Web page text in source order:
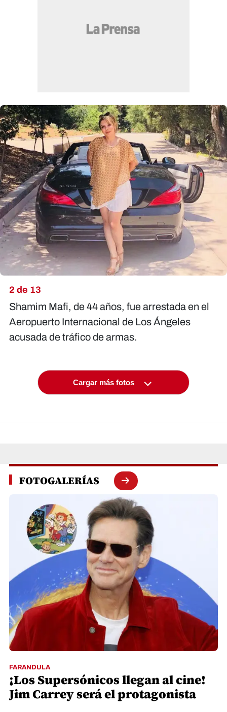
2 de 13
Shamim Mafi, de 44 años, fue arrestada en el
Aeropuerto Internacional de Los Ángeles
acusada de tráfico de armas.
Cargar más fotos
FOTOGALERÍAS
FARANDULA
¡Los Supersónicos llegan al cine!
Jim Carrey será el protagonista